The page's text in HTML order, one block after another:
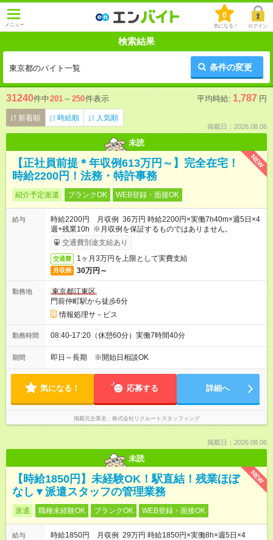
メニュー
0
気になる！ ログイン
検索結果
東京都のバイト一覧 条件の変更
31240件中201 ～ 250件表示 平均時給: 1,787 円
新着順 時給順 人気順
掲載日：2026.08.06
未読
NEW
【正社員前提＊年収例613万円～】完全在宅！
時給2200円！法務・特許事務
紹介予定派遣 ブランクOK WEB登録・面接OK
給与
時給2200円 月収例 36万円 時給2200円×実働7h40m×週5日×4
週+残業10h ※月収例を保証するものではありません。
交通費別途支給あり
交通費 1ヶ月3万円を上限として実費支給
月収例 30万円～
勤務地
東京都江東区
門前仲町駅から徒歩6分
情報処理サ－ビス
勤務時間 08:40-17:20（休憩60分）実働7時間40分
期間 即日～長期 ※開始日相談OK
気になる！ 応募する 詳細へ
掲載元企業名 株式会社リクルートスタッフィング
掲載日：2026.08.06
未読
NEW
【時給1850円】未経験OK！駅直結！残業ほぼ
なし▼派遣スタッフの管理業務
派遣 職種未経験OK ブランクOK WEB登録・面接OK
給与
時給1850円 月収例 29万円 時給1850円×実働8h×週5日×4